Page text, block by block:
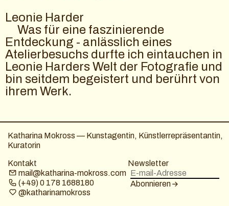
Leonie Harder
Was für eine faszinierende
Entdeckung - anlässlich eines
Atelierbesuchs durfte ich eintauchen in
Leonie Harders Welt der Fotografie und
bin seitdem begeistert und berührt von
ihrem Werk.
Katharina Mokross — Kunstagentin, Künstlerrepräsentantin,
Kuratorin
Kontakt
mail@katharina-mokross.com
(+49) 0 178 1688180
@katharinamokross
Newsletter
Abonnieren